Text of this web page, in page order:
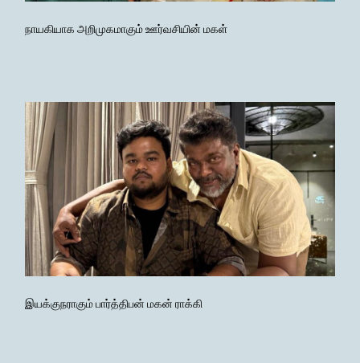
நாயகியாக அறிமுகமாகும் ஊர்வசியின் மகள்
இயக்குநராகும் பார்த்திபன் மகன் ராக்கி